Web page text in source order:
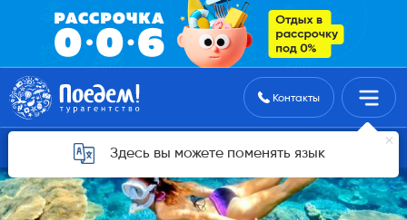
Поиск туровКонтакты
Здесь вы можете поменять язык
Горящие туры для Астаны